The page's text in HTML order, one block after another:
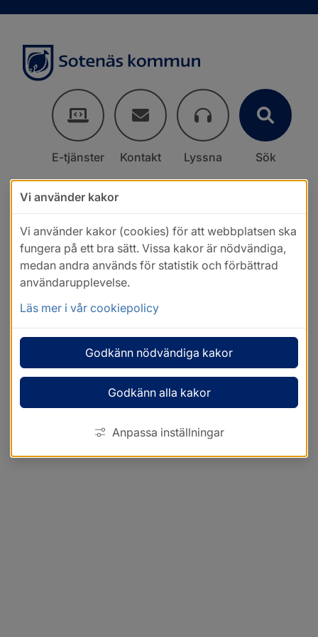
E-tjänster Kontakt Lyssna Sök
Vi använder kakor
Vi använder kakor (cookies) för att webbplatsen ska
fungera på ett bra sätt. Vissa kakor är nödvändiga,
medan andra används för statistik och förbättrad
användarupplevelse.
Läs mer i vår cookiepolicy
Godkänn nödvändiga kakor
Godkänn alla kakor
Anpassa inställningar